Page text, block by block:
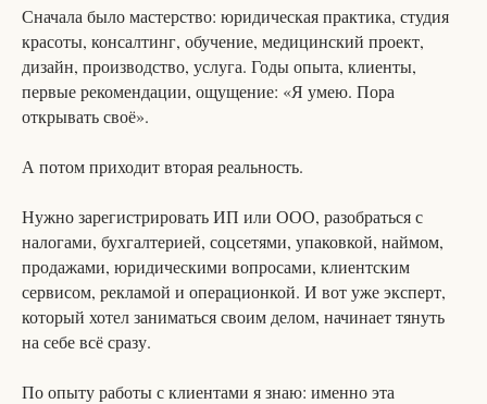
Сначала было мастерство: юридическая практика, студия
красоты, консалтинг, обучение, медицинский проект,
дизайн, производство, услуга. Годы опыта, клиенты,
первые рекомендации, ощущение: «Я умею. Пора
открывать своё».
А потом приходит вторая реальность.
Нужно зарегистрировать ИП или ООО, разобраться с
налогами, бухгалтерией, соцсетями, упаковкой, наймом,
продажами, юридическими вопросами, клиентским
сервисом, рекламой и операционкой. И вот уже эксперт,
который хотел заниматься своим делом, начинает тянуть
на себе всё сразу.
По опыту работы с клиентами я знаю: именно эта